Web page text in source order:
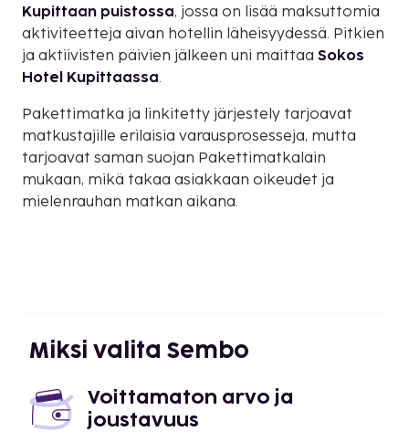
Kupittaan puistossa, jossa on lisää maksuttomia
aktiviteetteja aivan hotellin läheisyydessä. Pitkien
ja aktiivisten päivien jälkeen uni maittaa Sokos
Hotel Kupittaassa.
Pakettimatka ja linkitetty järjestely tarjoavat
matkustajille erilaisia varausprosesseja, mutta
tarjoavat saman suojan Pakettimatkalain
mukaan, mikä takaa asiakkaan oikeudet ja
mielenrauhan matkan aikana.
Miksi valita Sembo
Voittamaton arvo ja
joustavuus